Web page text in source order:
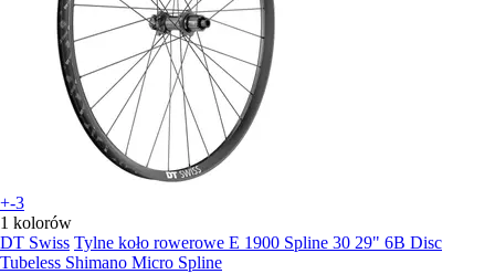
+-3
1 kolorów
DT Swiss Tylne koło rowerowe E 1900 Spline 30 29" 6B Disc
Tubeless Shimano Micro Spline